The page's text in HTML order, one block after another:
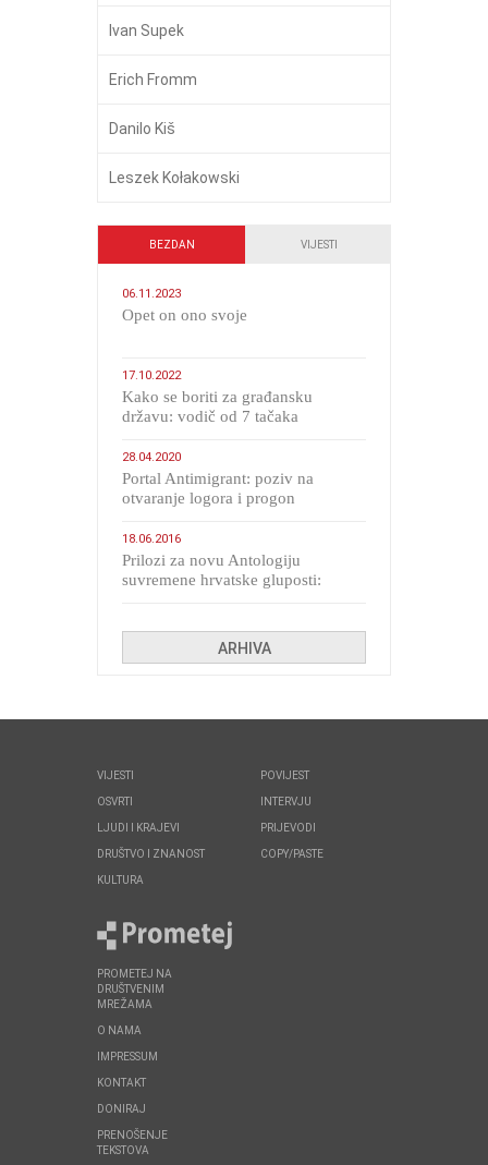
Ivan Supek
Erich Fromm
Danilo Kiš
Leszek Kołakowski
BEZDAN VIJESTI
06.11.2023
​Opet on ono svoje
17.10.2022
Kako se boriti za građansku
državu: vodič od 7 tačaka
28.04.2020
Portal Antimigrant: poziv na
otvaranje logora i progon
18.06.2016
Prilozi za novu Antologiju
suvremene hrvatske gluposti:
ARHIVA
VIJESTI
OSVRTI
LJUDI I KRAJEVI
DRUŠTVO I ZNANOST
KULTURA
POVIJEST
INTERVJU
PRIJEVODI
COPY/PASTE
PROMETEJ NA
DRUŠTVENIM
MREŽAMA
O NAMA
IMPRESSUM
KONTAKT
DONIRAJ
PRENOŠENJE
TEKSTOVA